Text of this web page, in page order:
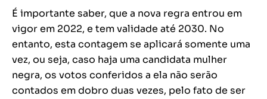
É importante saber, que a nova regra entrou em
vigor em 2022, e tem validade até 2030. No
entanto, esta contagem se aplicará somente uma
vez, ou seja, caso haja uma candidata mulher
negra, os votos conferidos a ela não serão
contados em dobro duas vezes, pelo fato de ser